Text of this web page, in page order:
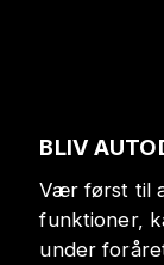
BLIV
Vær først til
funktioner,
under